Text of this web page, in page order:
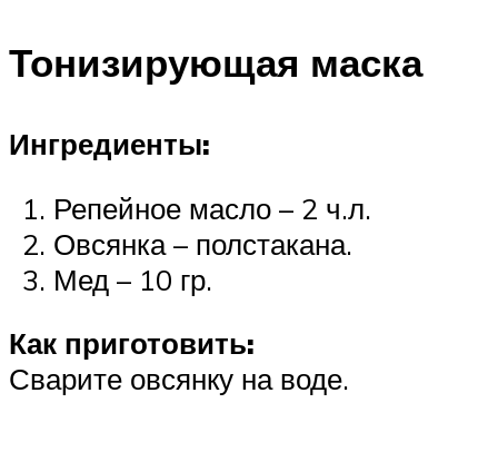
Тонизирующая маска
Ингредиенты:
Репейное масло – 2 ч.л.
Овсянка – полстакана.
Мед – 10 гр.
Как приготовить:
Сварите овсянку на воде.